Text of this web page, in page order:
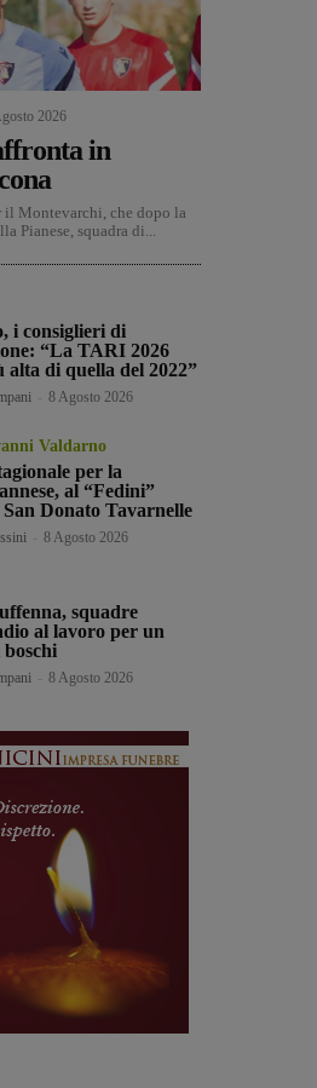
2026
in
il Montevarchi, che dopo la
Pianese, squadra di...
i consiglieri di
“La TARI 2026
alta di quella del 2022”
8 Agosto 2026
Valdarno
per la
al “Fedini”
Donato Tavarnelle
8 Agosto 2026
squadre
al lavoro per un
boschi
8 Agosto 2026